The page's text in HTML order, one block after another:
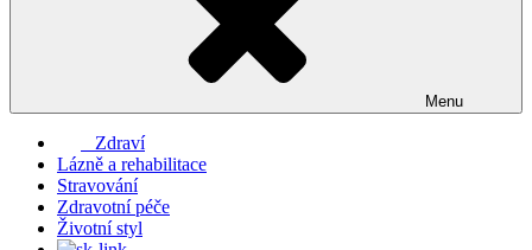
Menu
Zdraví
Lázně a rehabilitace
Stravování
Zdravotní péče
Životní styl